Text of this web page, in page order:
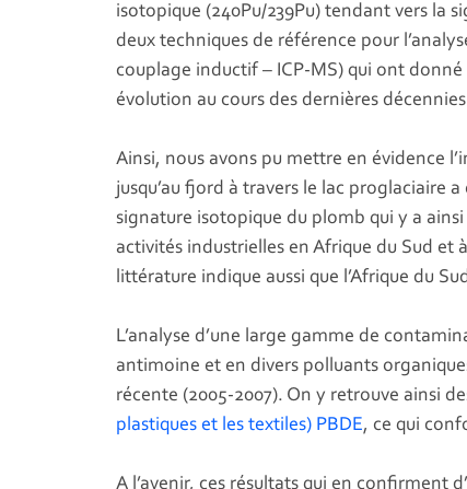
isotopique (240Pu/239Pu) tendant vers la
deux techniques de référence pour
couplage inductif – ICP-MS) qui ont
évolution au cours des dernières
Ainsi, nous avons pu mettre en évidence
jusqu’au fjord à travers le lac proglaciaire
signature isotopique du plomb qui y a
activités industrielles en Afrique du Sud et
littérature indique aussi que l’Afrique du
L’analyse d’une large gamme de
antimoine et en divers polluants
récente (2005-2007). On y retrouve ainsi
plastiques et les textiles) PBDE, ce qui
A l’avenir, ces résultats qui en confirment